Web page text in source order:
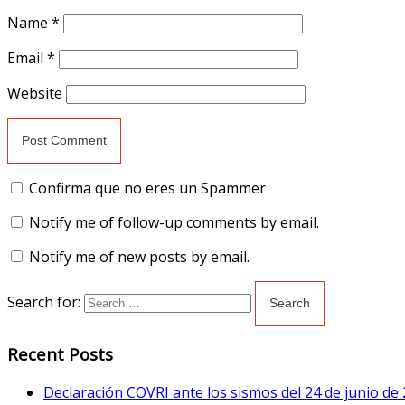
Name *
Email *
Website
Confirma que no eres un Spammer
Notify me of follow-up comments by email.
Notify me of new posts by email.
Search for:
Recent Posts
Declaración COVRI ante los sismos del 24 de junio de